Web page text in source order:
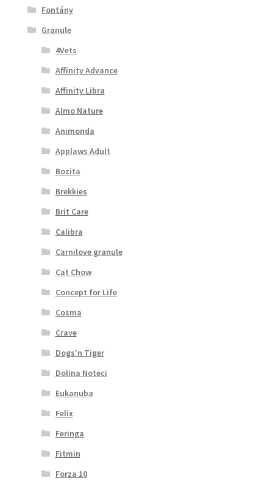
Fontány
Granule
4Vets
Affinity Advance
Affinity Libra
Almo Nature
Animonda
Applaws Adult
Bozita
Brekkies
Brit Care
Calibra
Carnilove granule
Cat Chow
Concept for Life
Cosma
Crave
Dogs'n Tiger
Dolina Noteci
Eukanuba
Felix
Feringa
Fitmin
Forza 10